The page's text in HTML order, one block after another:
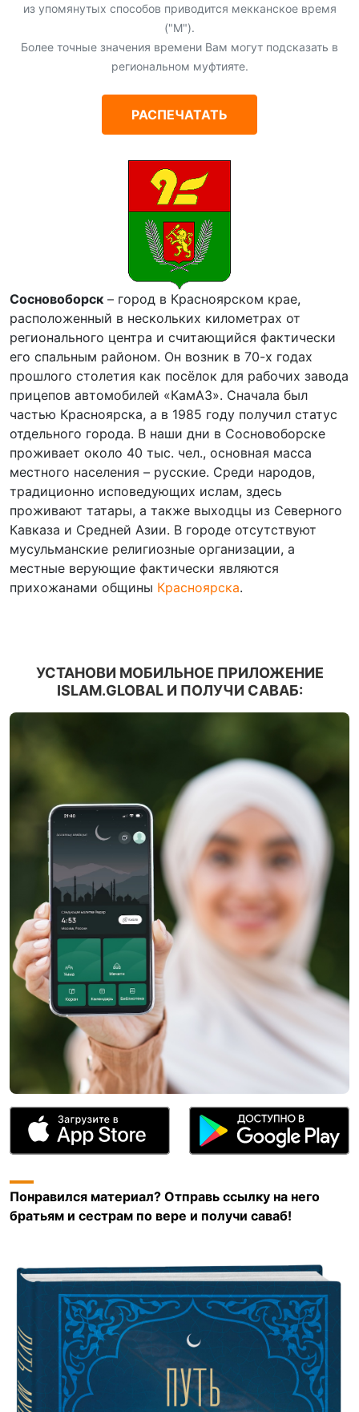
из упомянутых способов приводится мекканское время
("М").
Более точные значения времени Вам могут подсказать в
региональном муфтияте.
РАСПЕЧАТАТЬ
Сосновоборск – город в Красноярском крае,
расположенный в нескольких километрах от
регионального центра и считающийся фактически
его спальным районом. Он возник в 70-х годах
прошлого столетия как посёлок для рабочих завода
прицепов автомобилей «КамАЗ». Сначала был
частью Красноярска, а в 1985 году получил статус
отдельного города. В наши дни в Сосновоборске
проживает около 40 тыс. чел., основная масса
местного населения – русские. Среди народов,
традиционно исповедующих ислам, здесь
проживают татары, а также выходцы из Северного
Кавказа и Средней Азии. В городе отсутствуют
мусульманские религиозные организации, а
местные верующие фактически являются
прихожанами общины Красноярска.
УСТАНОВИ МОБИЛЬНОЕ ПРИЛОЖЕНИЕ
ISLAM.GLOBAL И ПОЛУЧИ САВАБ:
Понравился материал? Отправь ссылку на него
братьям и сестрам по вере и получи саваб!